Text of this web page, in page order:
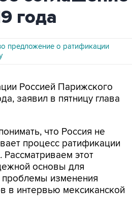
года
предложение о ратификации
Россией Парижского
заявил в пятницу глава
что Россия не
процесс ратификации
этот
основы для
изменения
в интервью мексиканской